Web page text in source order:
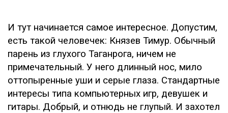
И тут начинается самое интересное. Допустим,
есть такой человечек: Князев Тимур. Обычный
парень из глухого Таганрога, ничем не
примечательный. У него длинный нос, мило
оттопыренные уши и серые глаза. Стандартные
интересы типа компьютерных игр, девушек и
гитары. Добрый, и отнюдь не глупый. И захотел